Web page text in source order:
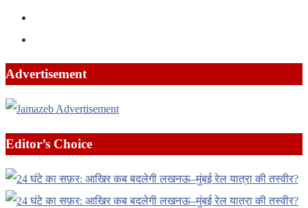
Advertisement
Editor’s Choice